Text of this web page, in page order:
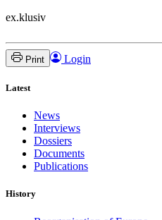
ex.klusiv
Print Login
Latest
News
Interviews
Dossiers
Documents
Publications
History